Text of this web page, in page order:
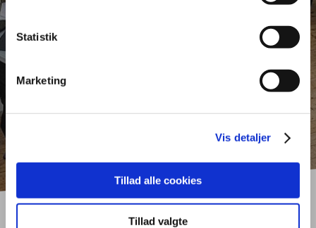
Statistik
Marketing
Vis detaljer
Tillad alle cookies
Tillad valgte